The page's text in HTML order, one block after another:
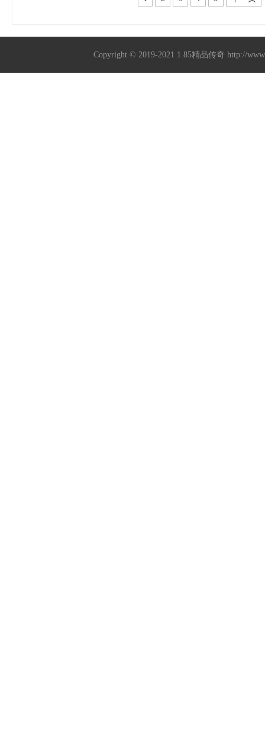
Copyright © 2019-2021 1.85精品传奇 http://